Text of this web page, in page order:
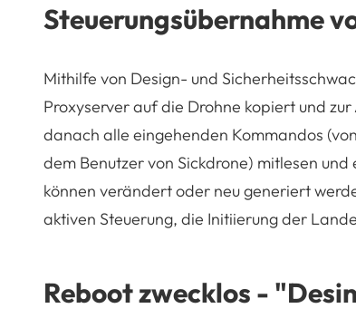
Steuerungsübernahme
Mithilfe von Design- und
Proxyserver auf die Drohne kopiert und
danach alle eingehenden Kommandos
dem Benutzer von Sickdrone) mitlesen
können verändert oder neu generiert
aktiven Steuerung, die Initiierung der
Reboot zwecklos -